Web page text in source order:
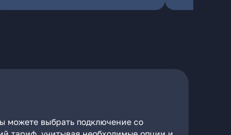
можете выбрать подключение со